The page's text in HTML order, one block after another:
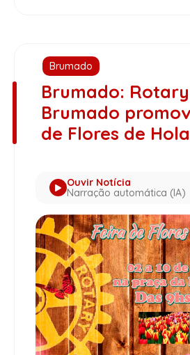
Brumado
Brumado:
Brumado
de Flores de
Ouvir Notícia
Narração automática (IA)